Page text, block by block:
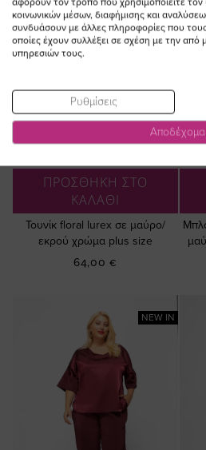
ΠΡΟΣΘΗΚΗ ΣΤΟ
ΚΑΛΑΘΙ
Τουνίκ floral lurex σε μαύρο/
εκρού χρώμα plus size
64,00 €
NEW IN
κοινωνικών μέσων, διαφήμισης και
συνδυάσουν με άλλες πληροφορίες που
οποίες έχουν συλλέξει σε σχέση με την
υπηρεσιών τους.
Ρυθμίσεις
Αποδέχομαι